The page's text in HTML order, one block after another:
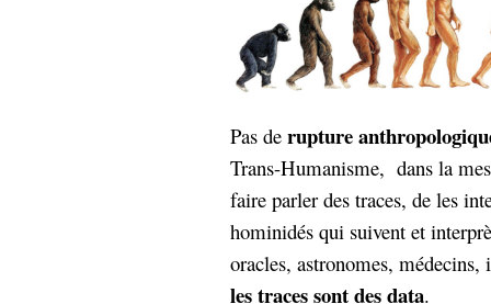
Pas de rupture
Trans-Humanisme, dans la
faire parler des traces, de les
hominidés qui suivent et
oracles, astronomes,
les traces sont des data.